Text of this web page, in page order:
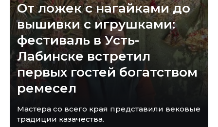
От ложек с нагайками до
вышивки с игрушками:
фестиваль в Усть-
Лабинске встретил
первых гостей богатством
ремесел
Мастера со всего края представили вековые
традиции казачества.